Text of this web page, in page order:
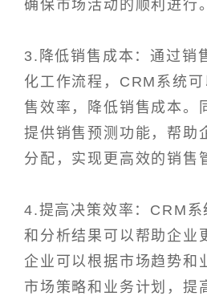
确保市场活动的顺利进行。
3.降低销售成本：通过销
化工作流程，CRM系统
售效率，降低销售成本。
提供销售预测功能，帮助
分配，实现更高效的销售
4.提高决策效率：CRM系
和分析结果可以帮助企业
企业可以根据市场趋势和
市场策略和业务计划，提